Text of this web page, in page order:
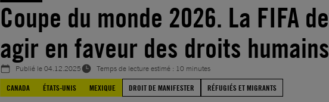
Coupe du monde 2026. La FIFA
agir en faveur des droits humains
Publié le04.12.2025
Temps de lecture estimé : 10 minutes
CANADA
ÉTATS-UNIS MEXIQUE DROIT DE MANIFESTER RÉFUGIÉS ET MIGRANTS